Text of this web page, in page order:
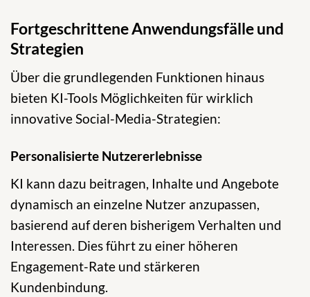
Fortgeschrittene Anwendungsfälle und
Strategien
Über die grundlegenden Funktionen hinaus
bieten KI-Tools Möglichkeiten für wirklich
innovative Social-Media-Strategien:
Personalisierte Nutzererlebnisse
KI kann dazu beitragen, Inhalte und Angebote
dynamisch an einzelne Nutzer anzupassen,
basierend auf deren bisherigem Verhalten und
Interessen. Dies führt zu einer höheren
Engagement-Rate und stärkeren
Kundenbindung.